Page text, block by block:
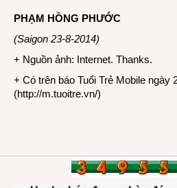
PHẠM HỒNG PHƯỚC
(Saigon 23-8-2014)
+ Nguồn ảnh: Internet. Thanks.
+ Có trên báo Tuổi Trẻ Mobile ngày
(http://m.tuoitre.vn/)